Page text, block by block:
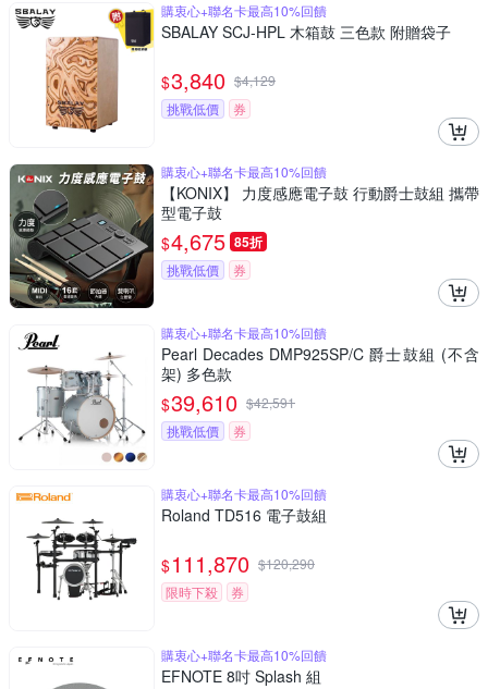
購衷心+聯名卡最高10%回饋
SBALAY SCJ-HPL 木箱鼓 三色款 附贈袋子
$3,840 $4,129
挑戰低價
券
購衷心+聯名卡最高10%回饋
【KONIX】 力度感應電子鼓 行動爵士鼓組 攜帶
型電子鼓
$4,675 85折
挑戰低價 券
購衷心+聯名卡最高10%回饋
Pearl Decades DMP925SP/C 爵士鼓組 (不含
架) 多色款
$39,610 $42,591
挑戰低價
券
購衷心+聯名卡最高10%回饋
Roland TD516 電子鼓組
$111,870 $120,290
限時下殺
券
購衷心+聯名卡最高10%回饋
EFNOTE 8吋 Splash 組